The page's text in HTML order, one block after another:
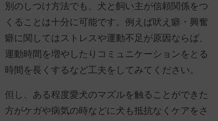
別のしつけ方法でも、犬と飼い主が信頼関係をつ
くることは十分に可能です。例えば吠え癖・興奮
癖に関してはストレスや運動不足が原因ならば、
運動時間を増やしたりコミュニケーションをとる
時間を長くするなど工夫をしてみてください。
但し、ある程度愛犬のマズルを触ることができた
方がケガや病気の時などに犬も抵抗なくケアをさ